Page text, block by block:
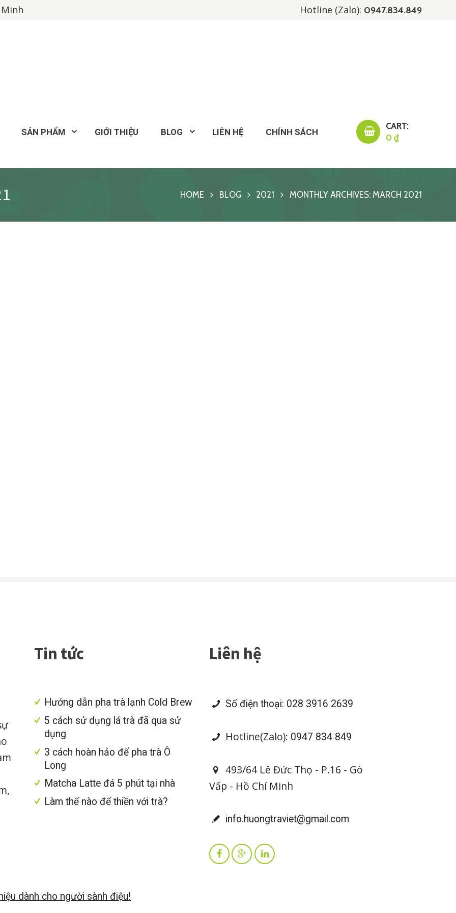
Hotline (Zalo): 0947.834.849
SẢN PHẨM GIỚI THIỆU BLOG LIÊN HỆ CHÍNH SÁCH
CART:
0 ₫
HOME BLOG 2021 MONTHLY ARCHIVES: MARCH 2021
Tin tức
Hướng dẫn pha trà lạnh Cold Brew
5 cách sử dụng lá trà đã qua sử
dụng
3 cách hoàn hảo để pha trà Ô
Long
Matcha Latte đá 5 phút tại nhà
Làm thế nào để thiền với trà?
Liên hệ
Số điện thoại: 028 3916 2639
Hotline(Zalo): 0947 834 849
493/64 Lê Đức Thọ - P.16 - Gò
Vấp - Hồ Chí Minh
info.huongtraviet@gmail.com
dành cho người sành điệu!